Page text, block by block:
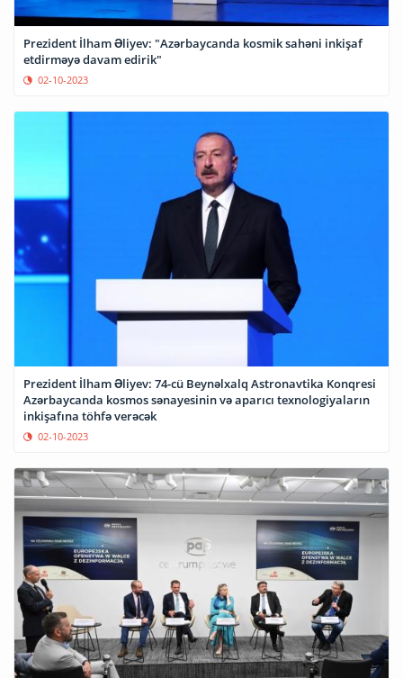
Prezident İlham Əliyev: "Azərbaycanda kosmik sahəni inkişaf
etdirməyə davam edirik"
02-10-2023
Prezident İlham Əliyev: 74-cü Beynəlxalq Astronavtika Konqresi
Azərbaycanda kosmos sənayesinin və aparıcı texnologiyaların
inkişafına töhfə verəcək
02-10-2023